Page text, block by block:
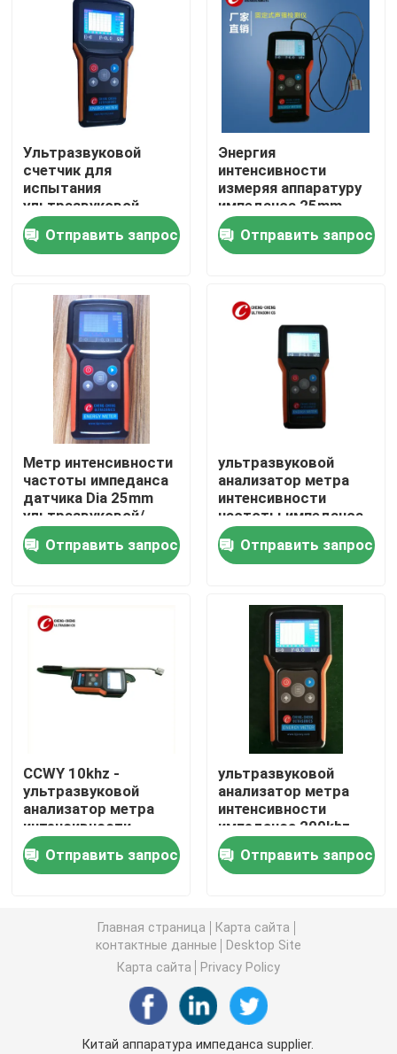
Дом
Продукты
О нас
Путешествие фабрики
Проверка качества
Свяжитесь мы
Спросите цитату
ультразвуковой очистки датчика
Датчик Multi частоты ультразвуковой
пьезоэлектрический ультразвуковой датчик
Погружные ультразвукового преобразователя
Генератор цифров ультразвуковой
ультразвуковой частоты генератора
Ультразвуковой очистки машина
Ультразвуковой Disruptor клетки
Ультразвуковой реактор
Ультразвуковой
счетчик для
испытания
ультразвуковой
частоты
Отправить запрос
Энергия
интенсивности
измеряя аппаратуру
импеданса 25mm
ультразвуковую
Отправить запрос
Метр интенсивности
частоты импеданса
датчика Dia 25mm
ультразвуковой/
анализатор
Отправить запрос
ультразвуковой
анализатор метра
интенсивности
частоты импеданса
10kHz
Отправить запрос
CCWY 10khz -
ультразвуковой
анализатор метра
интенсивности
частоты импеданса
1mhzОтправить запрос
ультразвуковой
анализатор метра
интенсивности
импеданса 200khz
Отправить запрос
Главная страница
Карта сайта
контактные данные
Desktop Site
Карта сайта
Privacy Policy
Китай аппаратура импеданса supplier.